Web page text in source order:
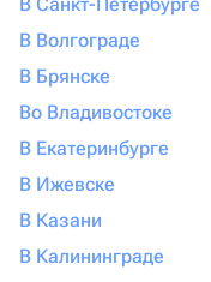
В Волгограде
В Брянске
Во Владивостоке
В Екатеринбурге
В Ижевске
В Казани
В Калининграде